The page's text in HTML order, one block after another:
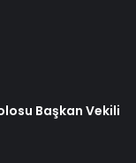
Başkan Vekili